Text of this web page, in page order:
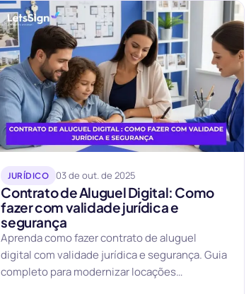
JURÍDICO 03 de out. de 2025
Contrato de Aluguel Digital: Como
fazer com validade jurídica e
segurança
Aprenda como fazer contrato de aluguel
digital com validade jurídica e segurança. Guia
completo para modernizar locações